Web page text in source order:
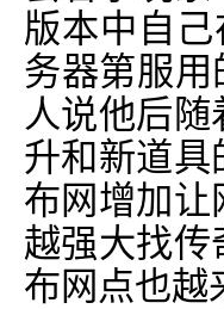
版本中自
务器第服
人说他后
升和新道具
布网增加让
越强大找传
布网点也越